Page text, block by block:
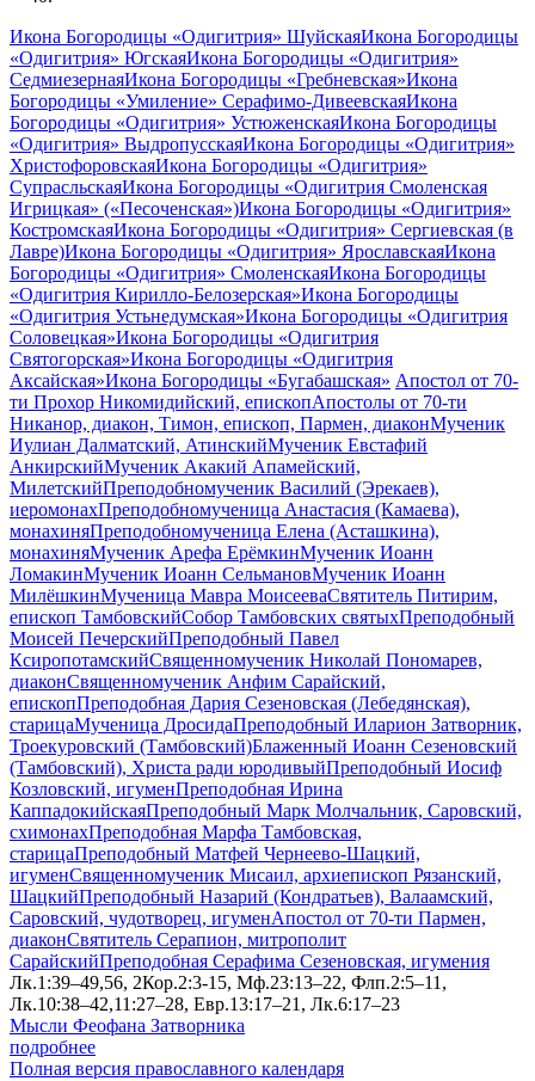
Икона Богородицы «Одигитрия» ШуйскаяИкона Богородицы
«Одигитрия» ЮгскаяИкона Богородицы «Одигитрия»
СедмиезернаяИкона Богородицы «Гребневская»Икона
Богородицы «Умиление» Серафимо-ДивеевскаяИкона
Богородицы «Одигитрия» УстюженскаяИкона Богородицы
«Одигитрия» ВыдропусскаяИкона Богородицы «Одигитрия»
ХристофоровскаяИкона Богородицы «Одигитрия»
СупрасльскаяИкона Богородицы «Одигитрия Смоленская
Игрицкая» («Песоченская»)Икона Богородицы «Одигитрия»
КостромскаяИкона Богородицы «Одигитрия» Сергиевская (в
Лавре)Икона Богородицы «Одигитрия» ЯрославскаяИкона
Богородицы «Одигитрия» СмоленскаяИкона Богородицы
«Одигитрия Кирилло-Белозерская»Икона Богородицы
«Одигитрия Устьнедумская»Икона Богородицы «Одигитрия
Соловецкая»Икона Богородицы «Одигитрия
Святогорская»Икона Богородицы «Одигитрия
Аксайская»Икона Богородицы «Бугабашская» Апостол от 70-
ти Прохор Никомидийский, епископАпостолы от 70-ти
Никанор, диакон, Тимон, епископ, Пармен, диаконМученик
Иулиан Далматский, АтинскийМученик Евстафий
АнкирскийМученик Акакий Апамейский,
МилетскийПреподобномученик Василий (Эрекаев),
иеромонахПреподобномученица Анастасия (Камаева),
монахиняПреподобномученица Елена (Асташкина),
монахиняМученик Арефа ЕрёмкинМученик Иоанн
ЛомакинМученик Иоанн СельмановМученик Иоанн
МилёшкинМученица Мавра МоисееваСвятитель Питирим,
епископ ТамбовскийСобор Тамбовских святыхПреподобный
Моисей ПечерскийПреподобный Павел
КсиропотамскийСвященномученик Николай Пономарев,
диаконСвященномученик Анфим Сарайский,
епископПреподобная Дария Сезеновская (Лебедянская),
старицаМученица ДросидаПреподобный Иларион Затворник,
Троекуровский (Тамбовский)Блаженный Иоанн Сезеновский
(Тамбовский), Христа ради юродивыйПреподобный Иосиф
Козловский, игуменПреподобная Ирина
КаппадокийскаяПреподобный Марк Молчальник, Саровский,
схимонахПреподобная Марфа Тамбовская,
старицаПреподобный Матфей Чернеево-Шацкий,
игуменСвященномученик Мисаил, архиепископ Рязанский,
ШацкийПреподобный Назарий (Кондратьев), Валаамский,
Саровский, чудотворец, игуменАпостол от 70-ти Пармен,
диаконСвятитель Серапион, митрополит
СарайскийПреподобная Серафима Сезеновская, игумения
Лк.1:39–49,56, 2Кор.2:3-15, Мф.23:13–22, Флп.2:5–11,
Лк.10:38–42,11:27–28, Евр.13:17–21, Лк.6:17–23
Мысли Феофана Затворника
подробнее
Полная версия православного календаря